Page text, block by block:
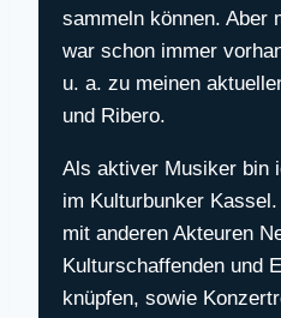
sammeln können. Aber
war schon immer
u. a. zu meinen
und Ribero.
Als aktiver Musiker bin
im Kulturbunker
mit anderen Akteuren
Kulturschaffenden und
knüpfen, sowie